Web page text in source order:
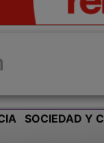
SOCIEDAD Y